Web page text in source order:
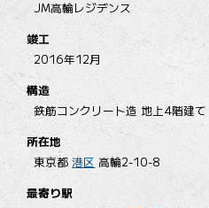
JM高輪レジデンス
竣工
2016年12月
構造
鉄筋コンクリート造 地上4階建て
所在地
東京都港区 高輪2-10-8
最寄り駅